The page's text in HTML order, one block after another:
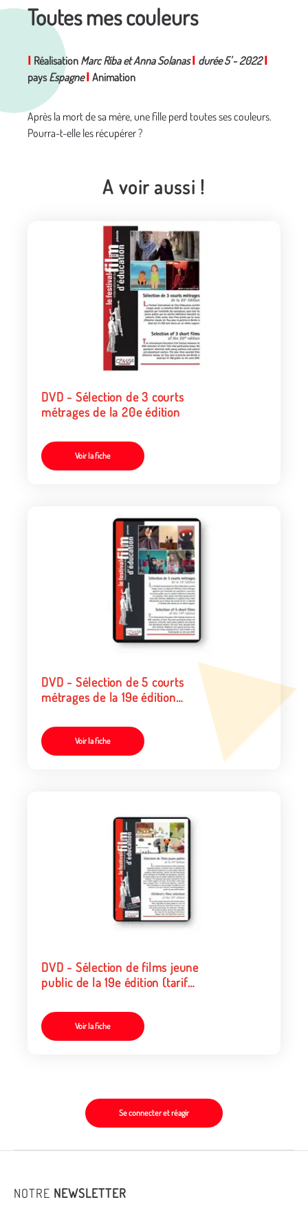
Toutes mes couleurs
Réalisation Marc Riba et Anna Solanas durée 5'-2022
paysEspagne Animation
Après la mort de sa mère, une fille perd toutes ses couleurs.
Pourra-t-elle les récupérer ?
A voir aussi !
DVD - Sélection de 3 courts
métrages de la 20e édition
Voir la fiche
DVD - Sélection de 5 courts
métrages de la 19e édition
Voir la fiche
DVD - Sélection de films jeune
public de la 19e édition (tarif
Voir la fiche
Se connecter et réagir
NOTRE NEWSLETTER